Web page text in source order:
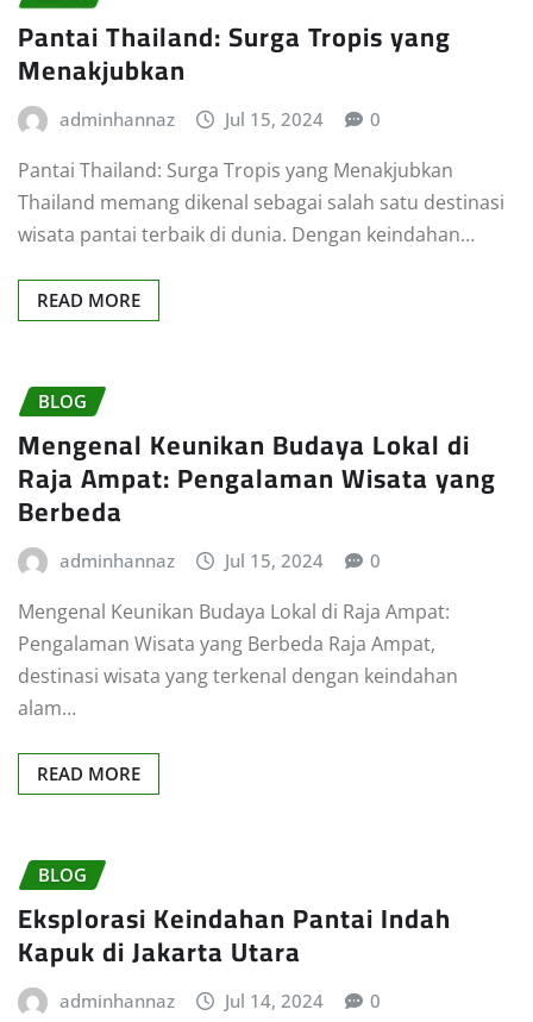
Pantai Thailand: Surga Tropis yang
Menakjubkan
adminhannaz Jul 15, 2024 0
Pantai Thailand: Surga Tropis yang Menakjubkan
Thailand memang dikenal sebagai salah satu destinasi
wisata pantai terbaik di dunia. Dengan keindahan…
READ MORE
BLOG
Mengenal Keunikan Budaya Lokal di
Raja Ampat: Pengalaman Wisata yang
Berbeda
adminhannaz Jul 15, 2024 0
Mengenal Keunikan Budaya Lokal di Raja Ampat:
Pengalaman Wisata yang Berbeda Raja Ampat,
destinasi wisata yang terkenal dengan keindahan
alam…
READ MORE
BLOG
Eksplorasi Keindahan Pantai Indah
Kapuk di Jakarta Utara
adminhannaz Jul 14, 2024 0